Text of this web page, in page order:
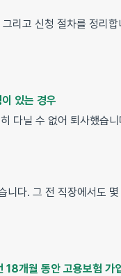
리고 신청 절차를 정리합
있는 경우
다닐 수 없어 퇴사했습
니다. 그 전 직장에서도
18개월 동안 고용보험 가